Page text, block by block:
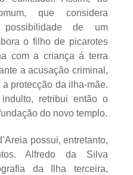
que considera
de um
o filho de picarotes
com a criança á terra
a acusação criminal,
protecção da ilha-mãe.
retribui então o
do novo templo.
possui, entretanto,
Alfredo da Silva
da Ilha terceira,